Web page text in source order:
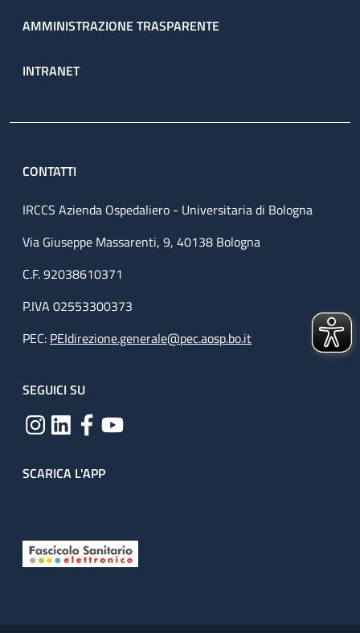
AMMINISTRAZIONE TRASPARENTE
INTRANET
CONTATTI
IRCCS Azienda Ospedaliero - Universitaria di Bologna
Via Giuseppe Massarenti, 9, 40138 Bologna
C.F. 92038610371
P.IVA 02553300373
PEC: PEIdirezione.generale@pec.aosp.bo.it
SEGUICI SU
SCARICA L'APP